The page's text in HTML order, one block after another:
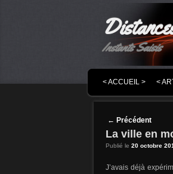
Instants Saisis
MASQUER LA
MASQUER LA
< ACCUEIL > <
Post navigation
← Précédent
La ville en
Publié le 20 octobre
J’avais déjà